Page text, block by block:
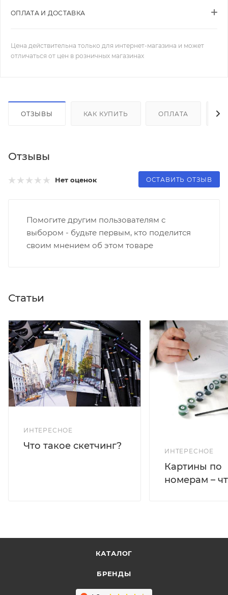
ОПЛАТА И ДОСТАВКА
Цена действительна только для интернет-магазина и может
отличаться от цен в розничных магазинах
ОТЗЫВЫ КАК КУПИТЬ ОПЛАТА
Отзывы
Нет оценок ОСТАВИТЬ ОТЗЫВ
Помогите другим пользователям с
выбором - будьте первым, кто поделится
своим мнением об этом товаре
Статьи
ИНТЕРЕСНОЕ
Что такое скетчинг?
ИНТЕРЕСНОЕ
Картины по
номерам –
КАТАЛОГ
БРЕНДЫ